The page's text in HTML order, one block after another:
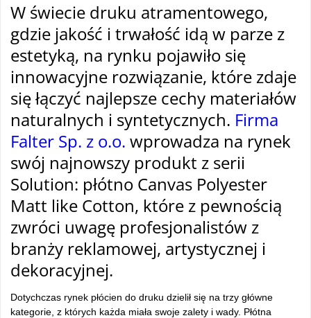
W świecie druku atramentowego,
gdzie jakość i trwałość idą w parze z
estetyką, na rynku pojawiło się
innowacyjne rozwiązanie, które zdaje
się łączyć najlepsze cechy materiałów
naturalnych i syntetycznych. Firma
Falter Sp. z o.o. wprowadza na rynek
swój najnowszy produkt z serii
Solution: płótno Canvas Polyester
Matt like Cotton, które z pewnością
zwróci uwagę profesjonalistów z
branży reklamowej, artystycznej i
dekoracyjnej.
Dotychczas rynek płócien do druku dzielił się na trzy główne
kategorie, z których każda miała swoje zalety i wady. Płótna